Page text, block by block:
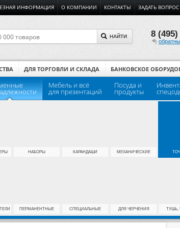
ИНФОРМАЦИЯ О КОМПАНИИ КОНТАКТЫ ЗАДАТЬ ВОПРОС
8 (495)
НАЙТИ
ДЛЯ ТОРГОВЛИ И СКЛАДА БАНКОВСКОЕ
Мебель и всё
для презентаций
Посуда и
продукты
НАБОРЫ КАРАНДАШИ МЕХАНИЧЕСКИЕ
ПЕРМАНЕНТНЫЕ СПЕЦИАЛЬНЫЕ ДЛЯ ЧЕРЧЕНИЯ ТУШЬ,